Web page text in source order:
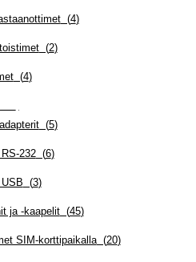
(4)
(2)
(4)
(5)
232(6)
(3)
ja -kaapelit(45)
SIM-korttipaikalla(20)